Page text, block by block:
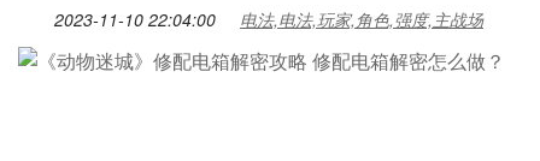
2023-11-10 22:04:00 电法,电法,玩家,角色,强度,主战场